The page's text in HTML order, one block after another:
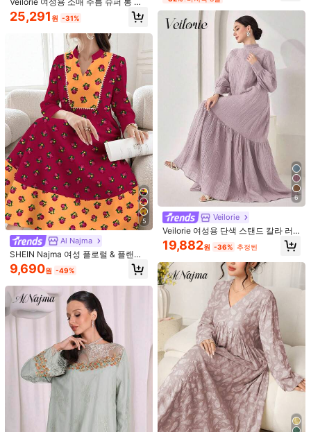
4.87
4
여성용 미니멀리스트 캐주얼 셔츠, 솔
리드 컬러 버튼다운 긴팔 블라우스,
봄, 가을, 겨울에 적합한 우아한 탑
10,295 -30%
6,640원 절약
우아한 아라비아 스타일 솔리드 컬러
랜턴 소매 긴 루즈핏 편안한 아바야 봄
16,450
우아한 화이트 아라비아 로브, 대비되
는 레이스 디테일, 긴소매 라운드 넥,
직조 원단, 긴 맥시 로브 가을
13,890 원 -24%
14,999원 절약
kken
여성용 우아한 자라비야 드레스 자수
레스, 여성 아랍 스타일 드레스
25,291 원 -31%
5
Al Najma
SHEIN Najma 여성 플로럴 & 플랜트
프린트 컬러 블록 V넥 긴소매 우아한
아랍 스타일 맥시 드레스, 봄과 가을에
9,690원 -49%
야 드레스, 가을 파티 의상
6
Veilorie
Veilorie 여성용 단색 스탠드 칼라 러
플 헴 우아한 긴소매 드레스
19,882원 -36% 추정된